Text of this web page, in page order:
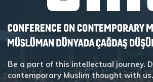
Be a part of this intellectual journey.
contemporary Muslim thought with us.